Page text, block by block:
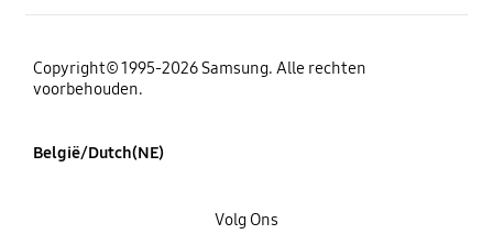
Copyright© 1995-2026 Samsung. Alle rechten
voorbehouden.
België/Dutch(NE)
Volg Ons